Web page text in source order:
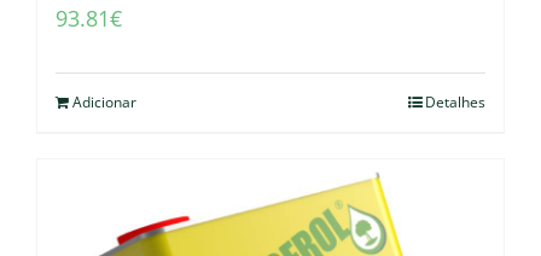
93.81€
Adicionar Detalhes